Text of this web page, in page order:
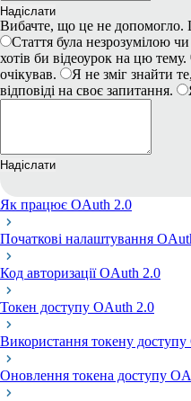
Надіслати
Вибачте, що це не допомогло.
Стаття була незрозумілою
хотів би відеоурок на цю тему.
очікував.
Я не зміг знайти
відповіді на своє запитання.
Надіслати
Як працює OAuth 2.0
Початкові налаштування
Код авторизації OAuth 2.0
Токен доступу OAuth 2.0
Використання токену
Оновлення токена доступу